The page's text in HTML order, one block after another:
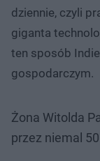
dziennie, czyli
giganta
ten sposób
gospodarczym.
Żona Witolda
przez niemal